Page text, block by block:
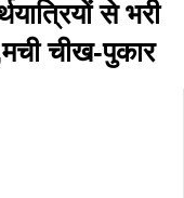
से भरी
चीख-पुकार